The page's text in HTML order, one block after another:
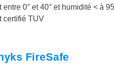
0° et 40° et humidité < à
certifié TUV
FireSafe